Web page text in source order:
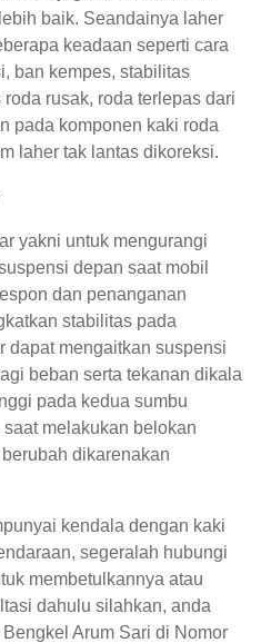
baik. Seandainya laher
keadaan seperti cara
ban kempes, stabilitas
rusak, roda terlepas dari
pada komponen kaki roda
laher tak lantas dikoreksi.
yakni untuk mengurangi
depan saat mobil
dan penanganan
stabilitas pada
dapat mengaitkan suspensi
beban serta tekanan dikala
pada kedua sumbu
melakukan belokan
dikarenakan
kendala dengan kaki
segeralah hubungi
membetulkannya atau
dahulu silahkan, anda
Arum Sari di Nomor